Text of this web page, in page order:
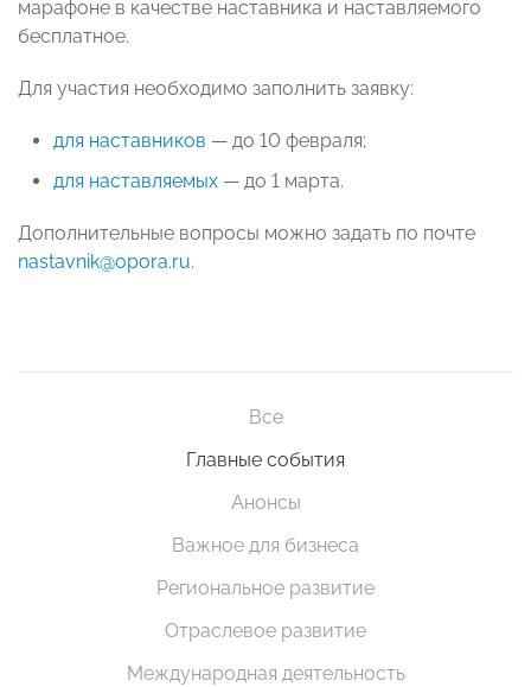
марафоне в качестве наставника и наставляемого
бесплатное.
Для участия необходимо заполнить заявку:
для наставников — до 10 февраля;
для наставляемых — до 1 марта.
Дополнительные вопросы можно задать по почте
nastavnik@opora.ru.
Все
Главные события
Анонсы
Важное для бизнеса
Региональное развитие
Отраслевое развитие
Международная деятельность